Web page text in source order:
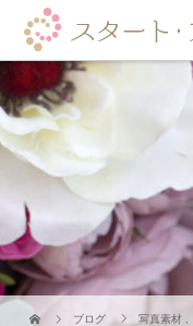
ブログ 写真素材